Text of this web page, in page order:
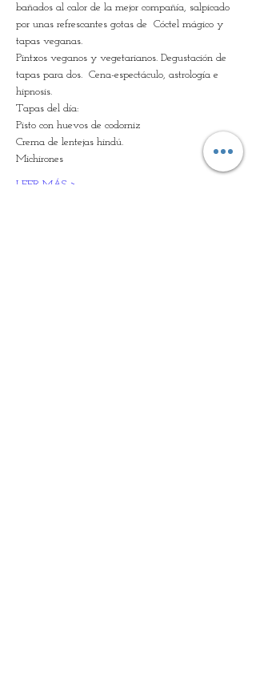
bañados al calor de la mejor compañía, salpicado
por unas refrescantes gotas de  Cóctel mágico y
tapas veganas.
Pintxos veganos y vegetarianos. Degustación de
tapas para dos.  Cena-espectáculo, astrología e
hipnosis.
Tapas del día:
Pisto con huevos de codorniz
Crema de lentejas hindú.
Michirones
LEER MÁS >